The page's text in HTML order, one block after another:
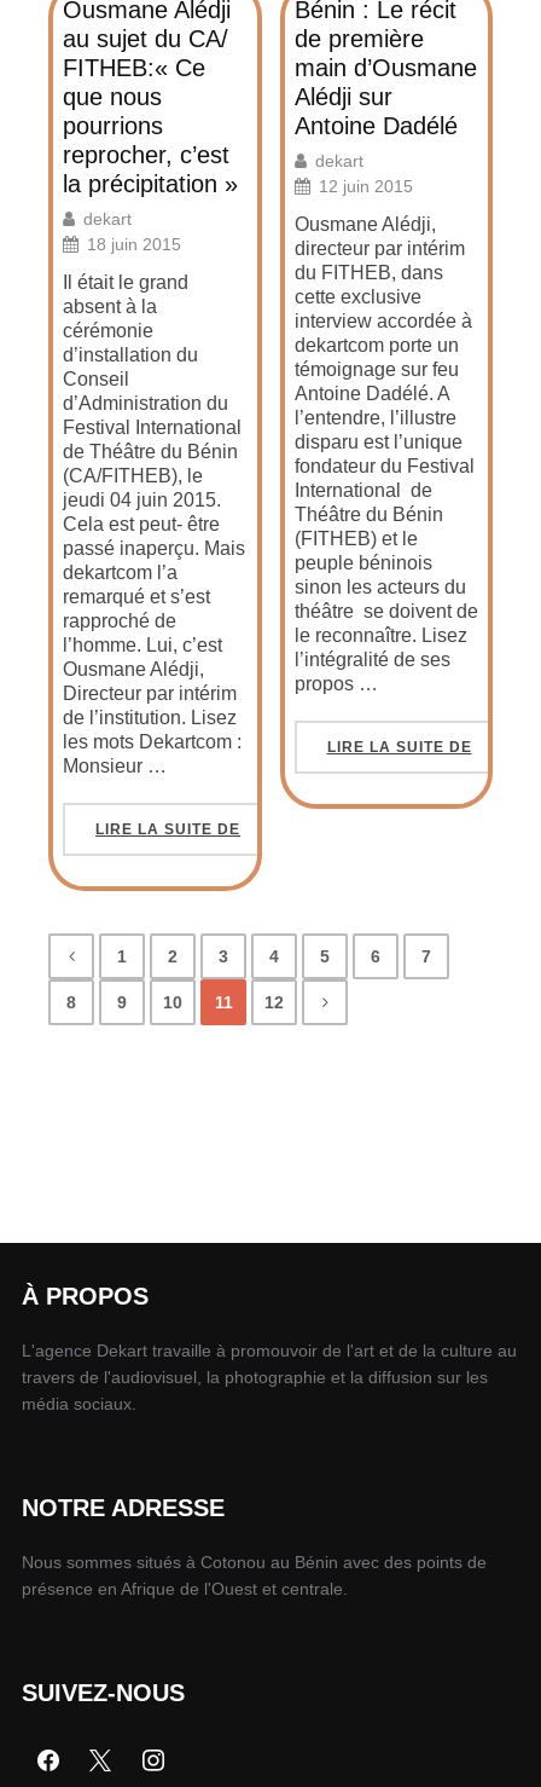
Ousmane Alédji
au sujet du CA/
FITHEB:« Ce
que nous
pourrions
reprocher, c’est
la précipitation »
dekart
18 juin 2015
Il était le grand
absent à la
cérémonie
d’installation du
Conseil
d’Administration du
Festival International
de Théâtre du Bénin
(CA/FITHEB), le
jeudi 04 juin 2015.
Cela est peut- être
passé inaperçu. Mais
dekartcom l’a
remarqué et s’est
rapproché de
l’homme. Lui, c’est
Ousmane Alédji,
Directeur par intérim
de l’institution. Lisez
les mots Dekartcom :
Monsieur …
LIRE LA SUITE DE
Bénin : Le récit
de première
main d’Ousmane
Alédji sur
Antoine Dadélé
dekart
12 juin 2015
Ousmane Alédji,
directeur par intérim
du FITHEB, dans
cette exclusive
interview accordée à
dekartcom porte un
témoignage sur feu
Antoine Dadélé. A
l’entendre, l’illustre
disparu est l’unique
fondateur du Festival
International de
Théâtre du Bénin
(FITHEB) et le
peuple béninois
sinon les acteurs du
théâtre se doivent de
le reconnaître. Lisez
l’intégralité de ses
propos …
LIRE LA SUITE DE
1 2 3 4 5 6 7
8 9 10 11 12
À PROPOS
L'agence Dekart travaille à promouvoir de l'art et de la culture au
travers de l'audiovisuel, la photographie et la diffusion sur les
média sociaux.
NOTRE ADRESSE
Nous sommes situés à Cotonou au Bénin avec des points de
présence en Afrique de l'Ouest et centrale.
SUIVEZ-NOUS